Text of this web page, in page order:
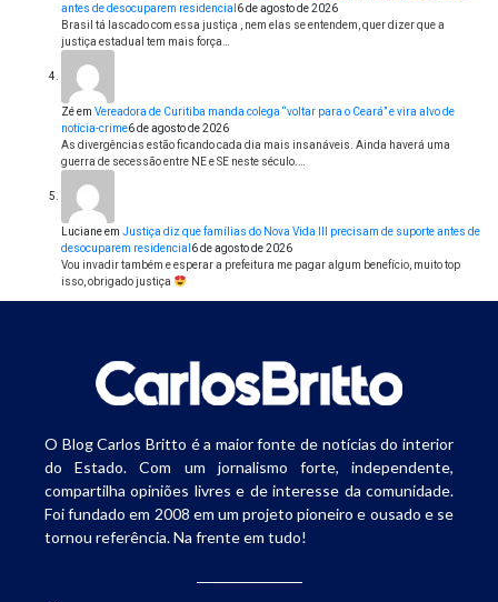
antes de desocuparem residencial 6 de agosto de 2026
Brasil tá lascado com essa justiça , nem elas se entendem, quer dizer que a
justiça estadual tem mais força…
Zéem Vereadora de Curitiba manda colega “voltar para o Ceará” e vira alvo de
notícia-crime6 de agosto de 2026
As divergências estão ficando cada dia mais insanáveis. Ainda haverá uma
guerra de secessão entre NE e SE neste século.…
Lucianeem Justiça diz que famílias do Nova Vida III precisam de suporte antes de
desocuparem residencial 6 de agosto de 2026
Vou invadir também e esperar a prefeitura me pagar algum benefício, muito top
isso, obrigado justiça
O Blog Carlos Britto é a maior fonte de notícias do interior
do Estado. Com um jornalismo forte, independente,
compartilha opiniões livres e de interesse da comunidade.
Foi fundado em 2008 em um projeto pioneiro e ousado e se
tornou referência. Na frente em tudo!